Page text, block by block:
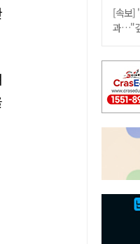
[속보]
과…"